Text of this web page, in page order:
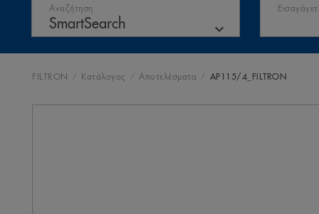
Αναζήτηση
FILTRON Κατάλογος Αποτελέσματα AP115/4_FILTRON